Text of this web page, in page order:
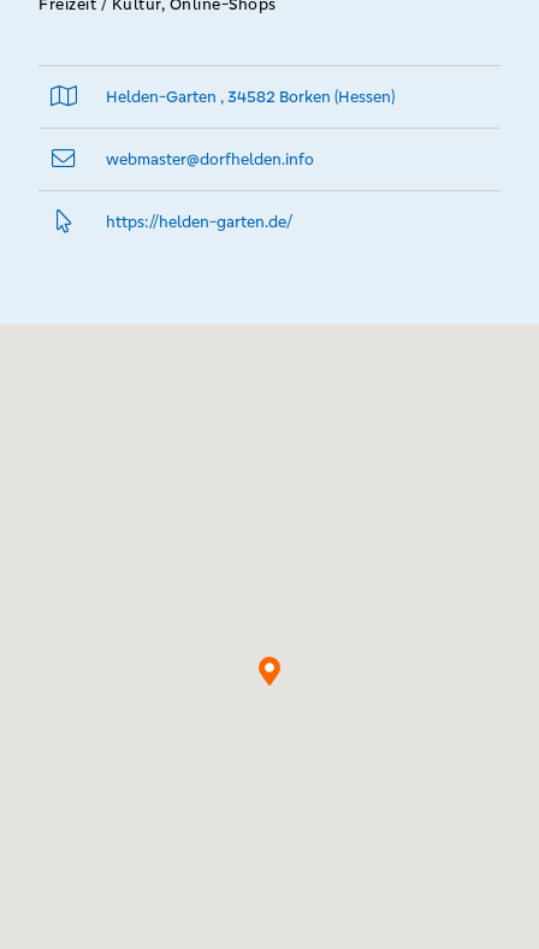
Freizeit / Kultur, Online-Shops
Helden-Garten , 34582 Borken (Hessen)
webmaster@­dorfhelden.info
https://helden-garten.­de/